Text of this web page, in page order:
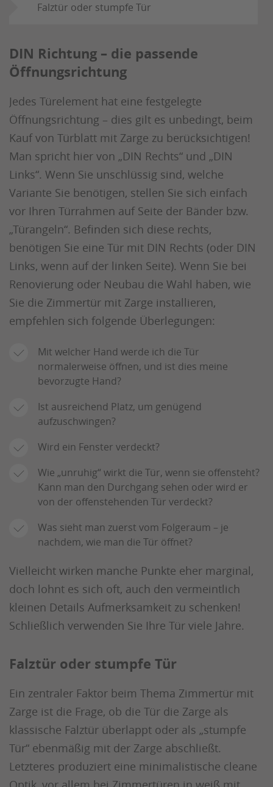
Falztür oder stumpfe Tür
DIN Richtung – die passende
Öffnungsrichtung
Jedes Türelement hat eine festgelegte
Öffnungsrichtung – dies gilt es unbedingt, beim
Kauf von Türblatt mit Zarge zu berücksichtigen!
Man spricht hier von „DIN Rechts“ und „DIN
Links“. Wenn Sie unschlüssig sind, welche
Variante Sie benötigen, stellen Sie sich einfach
vor Ihren Türrahmen auf Seite der Bänder bzw.
„Türangeln“. Befinden sich diese rechts,
benötigen Sie eine Tür mit DIN Rechts (oder DIN
Links, wenn auf der linken Seite). Wenn Sie bei
Renovierung oder Neubau die Wahl haben, wie
Sie die Zimmertür mit Zarge installieren,
empfehlen sich folgende Überlegungen:
Mit welcher Hand werde ich die Tür
normalerweise öffnen, und ist dies meine
bevorzugte Hand?
Ist ausreichend Platz, um genügend
aufzuschwingen?
Wird ein Fenster verdeckt?
Wie „unruhig“ wirkt die Tür, wenn sie offensteht?
Kann man den Durchgang sehen oder wird er
von der offenstehenden Tür verdeckt?
Was sieht man zuerst vom Folgeraum – je
nachdem, wie man die Tür öffnet?
Vielleicht wirken manche Punkte eher marginal,
doch lohnt es sich oft, auch den vermeintlich
kleinen Details Aufmerksamkeit zu schenken!
Schließlich verwenden Sie Ihre Tür viele Jahre.
Falztür oder stumpfe Tür
Ein zentraler Faktor beim Thema Zimmertür mit
Zarge ist die Frage, ob die Tür die Zarge als
klassische Falztür überlappt oder als „stumpfe
Tür“ ebenmäßig mit der Zarge abschließt.
Letzteres produziert eine minimalistische cleane